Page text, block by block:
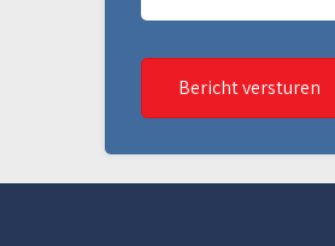
Bericht versturen